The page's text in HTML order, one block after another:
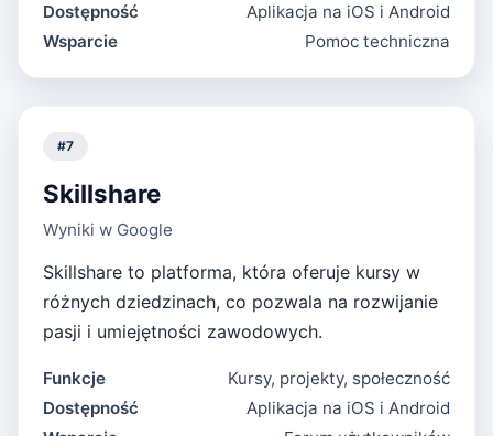
Dostępność
Aplikacja na iOS i Android
Wsparcie
Pomoc techniczna
#7
Skillshare
Wyniki w Google
Skillshare to platforma, która oferuje kursy w
różnych dziedzinach, co pozwala na rozwijanie
pasji i umiejętności zawodowych.
Funkcje
Kursy, projekty, społeczność
Dostępność
Aplikacja na iOS i Android